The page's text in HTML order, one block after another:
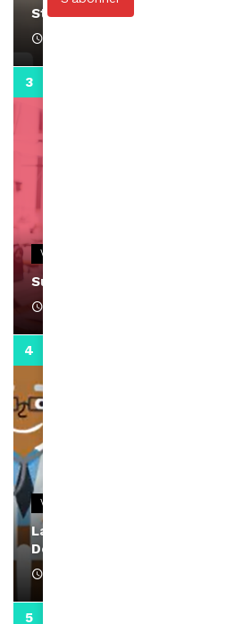
Stacy passe un message
VIDEOS
Support Black Business Wee-
VIDEOS
La rubrique santé speciale
Docteur Makanda